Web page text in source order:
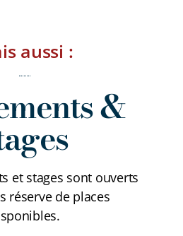
aussi :
&
et stages sont ouverts
réserve de places